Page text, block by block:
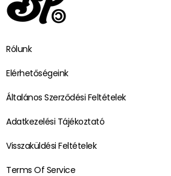
Rólunk
Elérhetőségeink
Általános Szerződési Feltételek
Adatkezelési Tájékoztató
Visszaküldési Feltételek
Terms Of Service